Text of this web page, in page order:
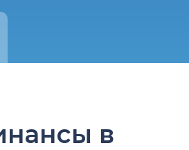
в